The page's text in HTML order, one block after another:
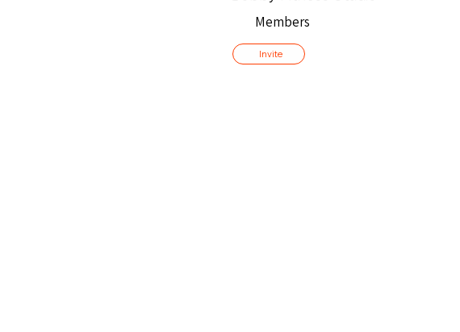
Members
Invite